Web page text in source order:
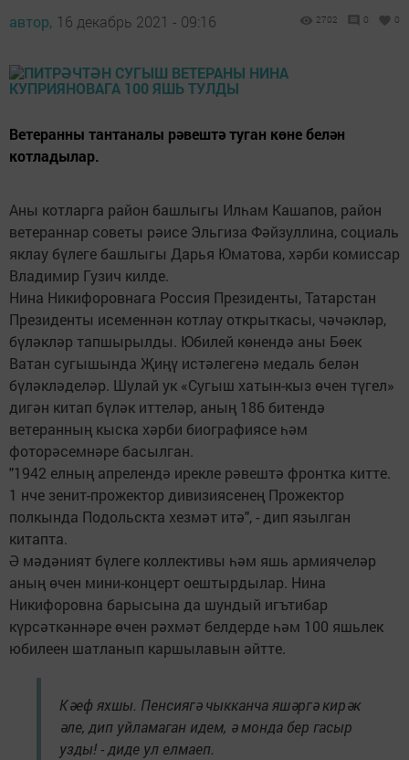
автор, 16 декабрь 2021 - 09:16 2702 0 0
Ветеранны тантаналы рәвештә туган көне белән
котладылар.
Аны котларга район башлыгы Илһам Кашапов, район
ветераннар советы рәисе Эльгиза Фәйзуллина, социаль
яклау бүлеге башлыгы Дарья Юматова, хәрби комиссар
Владимир Гузич килде.
Нина Никифоровнага Россия Президенты, Татарстан
Президенты исеменнән котлау открыткасы, чәчәкләр,
бүләкләр тапшырылды. Юбилей көнендә аны Бөек
Ватан сугышында Җиңү истәлегенә медаль белән
бүләкләделәр. Шулай ук «Сугыш хатын-кыз өчен түгел»
дигән китап бүләк иттеләр, аның 186 битендә
ветеранның кыска хәрби биографиясе һәм
фоторәсемнәре басылган.
"1942 елның апрелендә ирекле рәвештә фронтка китте.
1 нче зенит-прожектор дивизиясенең Прожектор
полкында Подольскта хезмәт итә", - дип язылган
китапта.
Ә мәдәният бүлеге коллективы һәм яшь армиячеләр
аның өчен мини-концерт оештырдылар. Нина
Никифоровна барысына да шундый игътибар
күрсәткәннәре өчен рәхмәт белдерде һәм 100 яшьлек
юбилеен шатланып каршылавын әйтте.
Кәеф яхшы. Пенсиягә чыкканча яшәргә кирәк
әле, дип уйламаган идем, ә монда бер гасыр
узды! - диде ул елмаеп.